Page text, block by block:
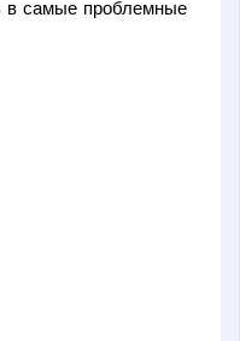
в самые проблемные